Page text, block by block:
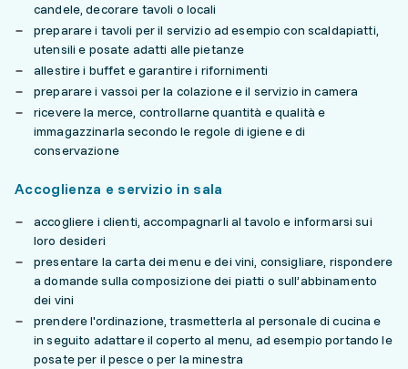
candele, decorare tavoli o locali
preparare i tavoli per il servizio ad esempio con scaldapiatti,
utensili e posate adatti alle pietanze
allestire i buffet e garantire i rifornimenti
preparare i vassoi per la colazione e il servizio in camera
ricevere la merce, controllarne quantità e qualità e
immagazzinarla secondo le regole di igiene e di
conservazione
Accoglienza e servizio in sala
accogliere i clienti, accompagnarli al tavolo e informarsi sui
loro desideri
presentare la carta dei menu e dei vini, consigliare, rispondere
a domande sulla composizione dei piatti o sull’abbinamento
dei vini
prendere l'ordinazione, trasmetterla al personale di cucina e
in seguito adattare il coperto al menu, ad esempio portando le
posate per il pesce o per la minestra